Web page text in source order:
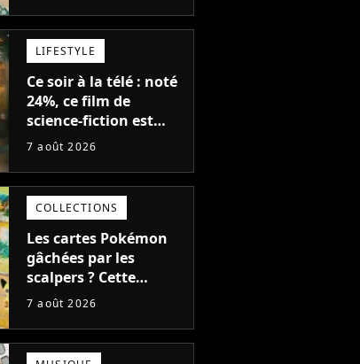
21ème siècle
LIFESTYLE
Ce soir à la télé : noté
24%, ce film de
science-fiction est
complètement raté,
encore pire à cause de
son acteur
7 août 2026
COLLECTIONS
Les cartes Pokémon
gâchées par les
scalpers ? Cette
technique géniale
ruiner les revendeurs
7 août 2026